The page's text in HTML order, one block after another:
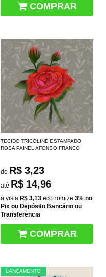
COMPRAR
TECIDO TRICOLINE ESTAMPADO
ROSA PAINEL AFONSO FRANCO
de R$ 3,23
até R$ 14,96
à vista R$ 3,13 economize 3% no
Pix ou Depósito Bancário ou
Transferência
COMPRAR
LANÇAMENTO